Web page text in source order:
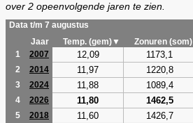
over 2 opeenvolgende jaren te zien.
Data t/m 7 augustus
Jaar
Temp. (gem)▼ Zonuren (som)
1
2007 12,09 1173,1
2 2014 11,97 1220,8
3 2024 11,88 1089,4
4 2026 11,80 1462,5
5 2018 11,60 1426,7